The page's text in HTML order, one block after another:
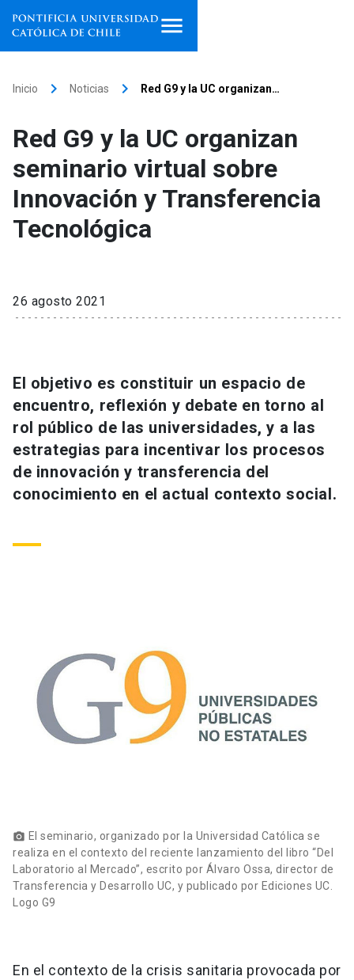
Facultades, escuelas e
institutos
Investigación
Información para keyboard_arrow_down
Futuros estudiantes
Estudiantes
Vecinos launch
Go to english site launch
ACCESOS DIRECTOS
Biblioteca launch
Donaciones
Inicio keyboard_arrow_right Noticias keyboard_arrow_right Red G9 y la UC organizan…
Red G9 y la UC organizan
seminario virtual sobre
Innovación y Transferencia
Tecnológica
26 agosto 2021
El objetivo es constituir un espacio de
encuentro, reflexión y debate en torno al
rol público de las universidades, y a las
estrategias para incentivar los procesos
de innovación y transferencia del
conocimiento en el actual contexto social.
photo_camera El seminario, organizado por la Universidad Católica se
realiza en el contexto del reciente lanzamiento del libro “Del
Laboratorio al Mercado”, escrito por Álvaro Ossa, director de
Transferencia y Desarrollo UC, y publicado por Ediciones UC.
Logo G9
En el contexto de la crisis sanitaria provocada por